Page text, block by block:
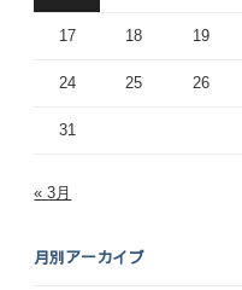
17 18 19
24 25 26
31
« 3月
月別アーカイブ